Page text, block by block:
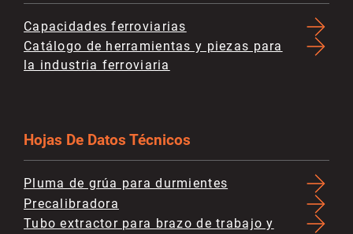
Capacidades ferroviarias
Catálogo de herramientas y piezas para
la industria ferroviaria
Hojas De Datos Técnicos
Pluma de grúa para durmientes
Precalibradora
Tubo extractor para brazo de trabajo y